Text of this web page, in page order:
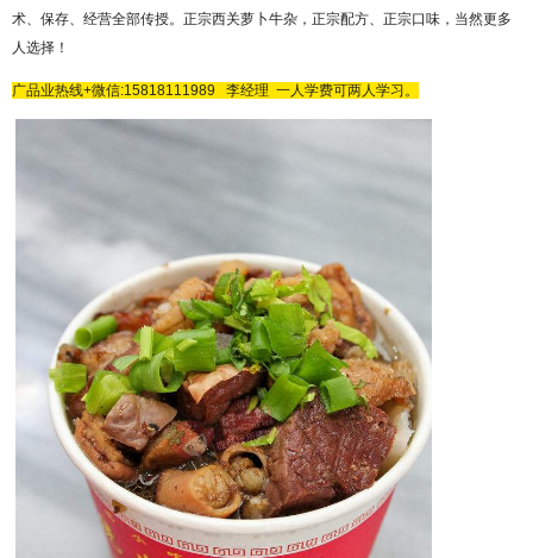
术、保存、经营全部传授。正宗西关萝卜牛杂，正宗配方、正宗口味，当然更多
人选择！
广品业热线+微信:15818111989 李经理 一人学费可两人学习。